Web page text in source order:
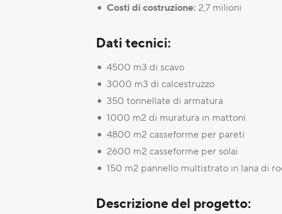
Costi di costruzione: 2,7 milioni
Dati tecnici:
4500 m3 di scavo
3000 m3 di calcestruzzo
350 tonnellate di armatura
1000 m2 di muratura in mattoni
4800 m2 casseforme per pareti
2600 m2 casseforme per solai
150 m2 pannello multistrato in lana di
Descrizione del progetto: